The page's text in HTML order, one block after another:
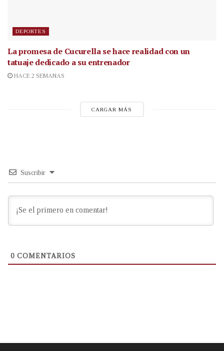
DEPORTES
La promesa de Cucurella se hace realidad con un
tatuaje dedicado a su entrenador
HACE 2 SEMANAS
CARGAR MÁS
Suscribir
0 COMENTARIOS